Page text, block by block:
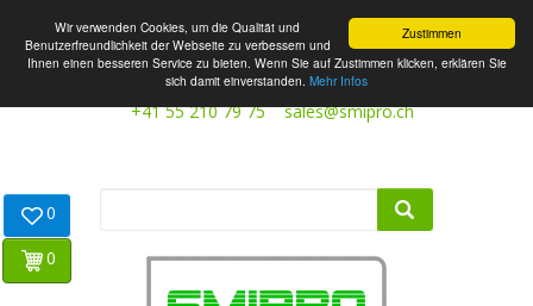
Zustimmen
Wir verwenden Cookies, um die Qualität und
Benutzerfreundlichkeit der Webseite zu verbessern und
Ihnen einen besseren Service zu bieten. Wenn Sie auf Zustimmen klicken, erklären Sie
sich damit einverstanden. Mehr Infos
+41 55 210 79 75 sales@smipro.ch
0
0